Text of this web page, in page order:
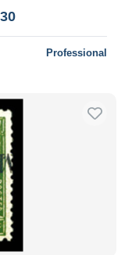
Professional